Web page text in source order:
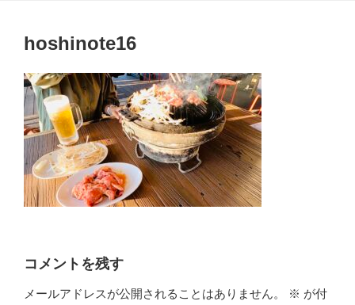
hoshinote16
コメントを残す
メールアドレスが公開されることはありません。 ※ が付